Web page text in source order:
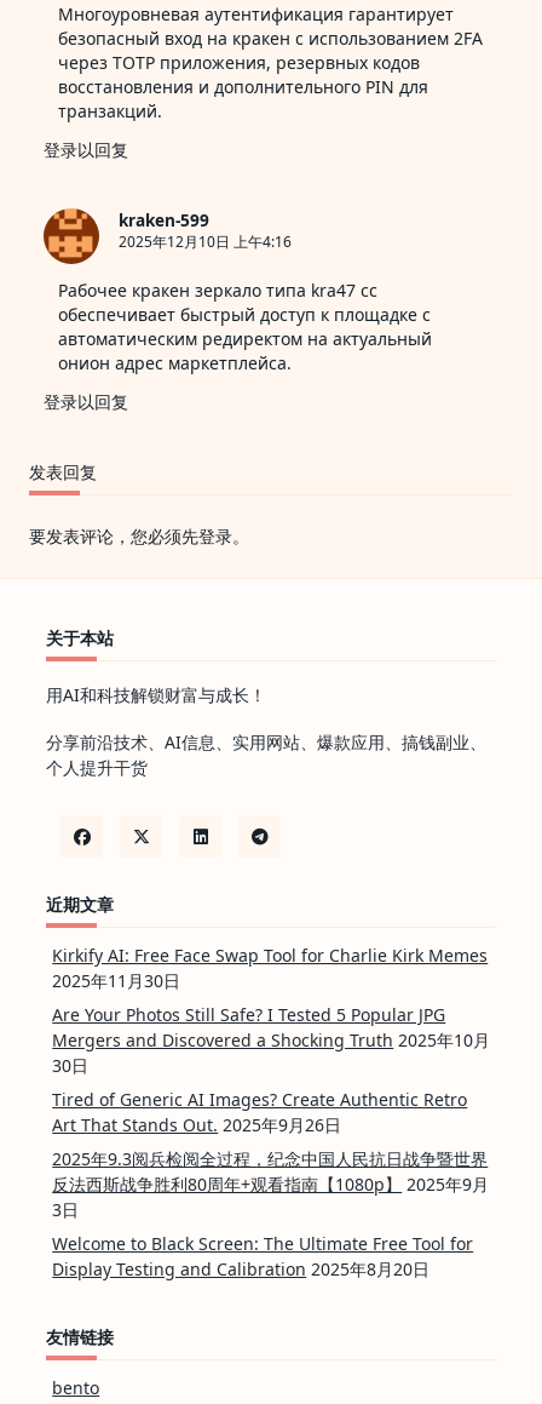
Многоуровневая аутентификация гарантирует
безопасный вход на кракен с использованием 2FA
через TOTP приложения, резервных кодов
восстановления и дополнительного PIN для
транзакций.
登录以回复
kraken-599
2025年12月10日 上午4:16
Рабочее кракен зеркало типа kra47 cc
обеспечивает быстрый доступ к площадке с
автоматическим редиректом на актуальный
онион адрес маркетплейса.
登录以回复
发表回复
要发表评论，您必须先登录。
关于本站
用AI和科技解锁财富与成长！
分享前沿技术、AI信息、实用网站、爆款应用、搞钱副业、
个人提升干货
近期文章
Kirkify AI: Free Face Swap Tool for Charlie Kirk Memes
2025年11月30日
Are Your Photos Still Safe? I Tested 5 Popular JPG
Mergers and Discovered a Shocking Truth 2025年10月
30日
Tired of Generic AI Images? Create Authentic Retro
Art That Stands Out. 2025年9月26日
2025年9.3阅兵检阅全过程，纪念中国人民抗日战争暨世界
反法西斯战争胜利80周年+观看指南【1080p】
2025年9月
3日
Welcome to Black Screen: The Ultimate Free Tool for
Display Testing and Calibration 2025年8月20日
友情链接
bento